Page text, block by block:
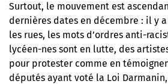
Surtout, le mouvement est
dernières dates en décembre : il y
les rues, les mots d’ordres anti-
lycéen-nes sont en lutte, des
pour protester comme en
députés ayant voté la Loi